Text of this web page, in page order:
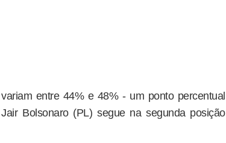
entre 44% e 48% - um ponto percentual
Bolsonaro (PL) segue na segunda posição